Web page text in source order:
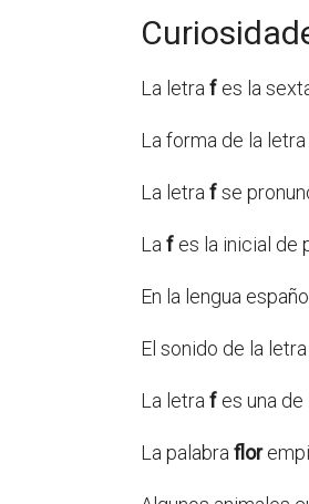
La letra f es la
La forma de la letra
La letra fse
La f es la inicial de
En la lengua
El sonido de la letra
La letra f es una
La palabra flor